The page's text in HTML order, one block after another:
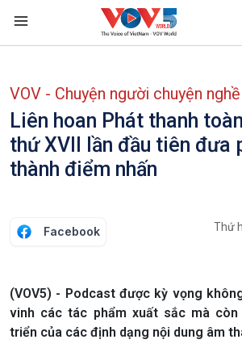
Nhảy đến nội dung
VOV - Chuyện người chuyện nghề
Liên hoan Phát thanh
thứ XVII lần đầu tiên đưa
thành điểm nhấn
Facebook Thứ
(VOV5) - Podcast được kỳ vọng
vinh các tác phẩm xuất sắc mà
triển của các định dạng nội dung âm